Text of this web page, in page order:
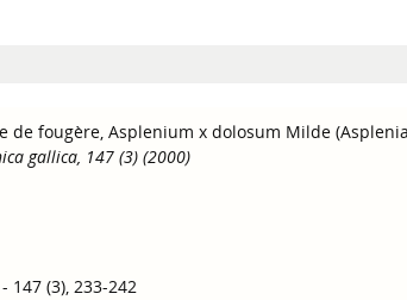
fougère, Asplenium x dolosum Milde
gallica, 147 (3) (2000)
147 (3), 233-242